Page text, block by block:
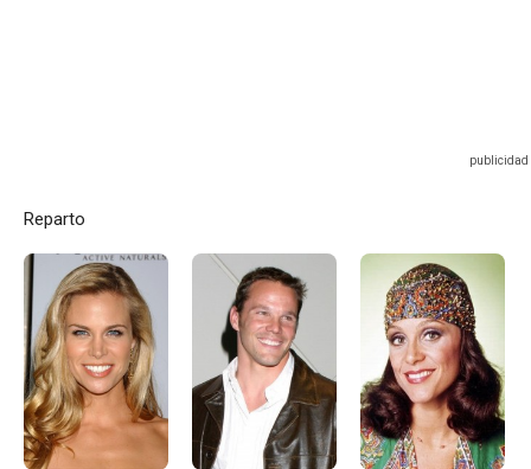
Reparto